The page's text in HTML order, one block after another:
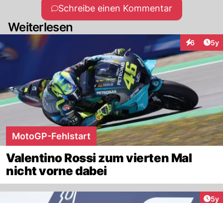
Schreibe einen Kommentar
Weiterlesen
6 5y
MotoGP-Fehlstart
Valentino Rossi zum vierten Mal
nicht vorne dabei
5y